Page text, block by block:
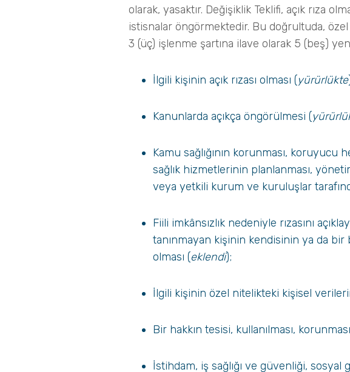
olarak, yasaktır. Değişiklik Teklifi, açık rıza
istisnalar öngörmektedir. Bu doğrultuda,
3 (üç) işlenme şartına ilave olarak 5 (beş)
İlgili kişinin açık rızası olması (yürürlükte
Kanunlarda açıkça öngörülmesi (
Kamu sağlığının korunması,
sağlık hizmetlerinin planlanması,
veya yetkili kurum ve kuruluşlar
Fiili imkânsızlık nedeniyle rızasını
tanınmayan kişinin kendisinin ya da bir
olması (eklendi);
İlgili kişinin özel nitelikteki kişisel
Bir hakkın tesisi, kullanılması,
İstihdam, iş sağlığı ve güvenliği,